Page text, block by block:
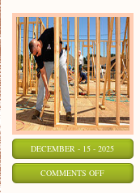
DECEMBER - 15 - 2025
COMMENTS OFFON